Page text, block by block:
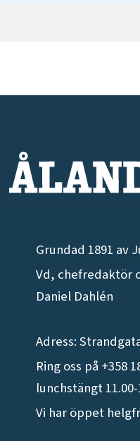
Grundad 1891 av
Vd, chefredaktör
Daniel Dahlén
Adress:
Ring oss på +358
lunchstängt 11.00-
Vi har öppet